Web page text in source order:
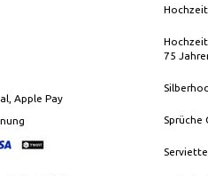
Apple Pay
75
Sprüche